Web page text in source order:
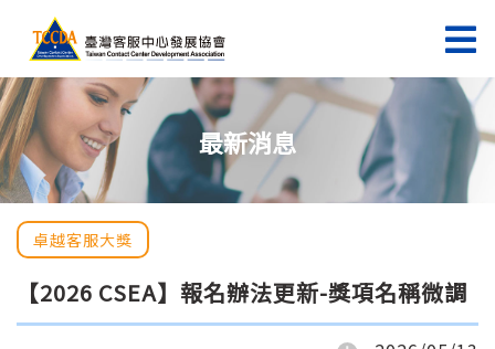
最新消息
卓越客服大獎
【2026 CSEA】報名辦法更新-獎項名稱微調